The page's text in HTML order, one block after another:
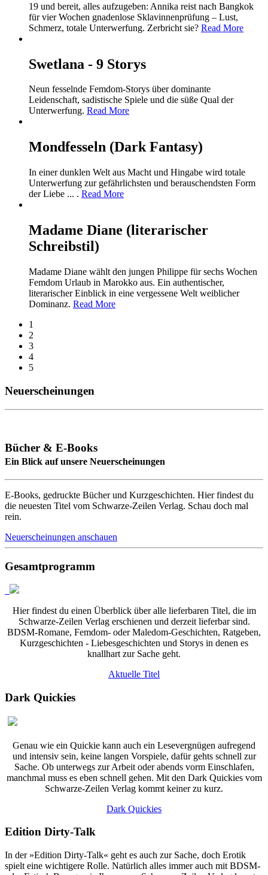
19 und bereit, alles aufzugeben: Annika reist nach Bangkok
für vier Wochen gnadenlose Sklavinnenprüfung – Lust,
Schmerz, totale Unterwerfung. Zerbricht sie? Read More
Swetlana - 9 Storys
Neun fesselnde Femdom-Storys über dominante
Leidenschaft, sadistische Spiele und die süße Qual der
Unterwerfung. Read More
Mondfesseln (Dark Fantasy)
In einer dunklen Welt aus Macht und Hingabe wird totale
Unterwerfung zur gefährlichsten und berauschendsten Form
der Liebe ... . Read More
Madame Diane (literarischer
Schreibstil)
Madame Diane wählt den jungen Philippe für sechs Wochen
Femdom Urlaub in Marokko aus. Ein authentischer,
literarischer Einblick in eine vergessene Welt weiblicher
Dominanz. Read More
1
2
3
4
5
Neuerscheinungen
Bücher & E-Books
Ein Blick auf unsere Neuerscheinungen
E-Books, gedruckte Bücher und Kurzgeschichten. Hier findest du
die neuesten Titel vom Schwarze-Zeilen Verlag. Schau doch mal
rein.
Neuerscheinungen anschauen
Gesamtprogramm
Hier findest du einen Überblick über alle lieferbaren Titel, die im
Schwarze-Zeilen Verlag erschienen und derzeit lieferbar sind.
BDSM-Romane, Femdom- oder Maledom-Geschichten, Ratgeben,
Kurzgeschichten - Liebesgeschichten und Storys in denen es
knallhart zur Sache geht.
Aktuelle Titel
Dark Quickies
Genau wie ein Quickie kann auch ein Lesevergnügen aufregend
und intensiv sein, keine langen Vorspiele, dafür gehts schnell zur
Sache. Ob unterwegs zur Arbeit oder abends vorm Einschlafen,
manchmal muss es eben schnell gehen. Mit den Dark Quickies vom
Schwarze-Zeilen Verlag kommt keiner zu kurz.
Dark Quickies
Edition Dirty-Talk
In der »Edition Dirty-Talk« geht es auch zur Sache, doch Erotik
spielt eine wichtigere Rolle. Natürlich alles immer auch mit BDSM-